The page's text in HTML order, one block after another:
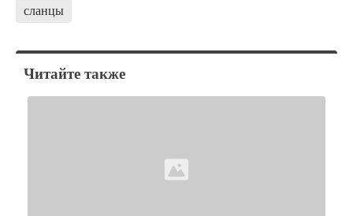
сланцы
Читайте также